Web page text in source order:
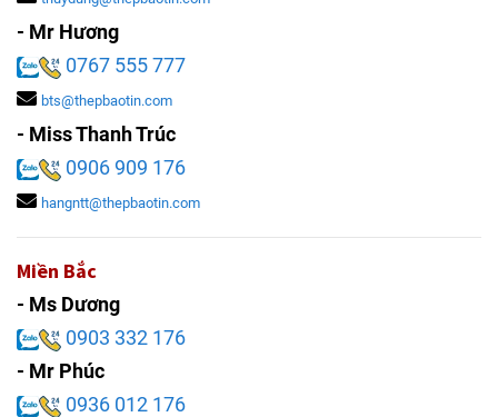
- Mr Hương
0767 555 777
bts@thepbaotin.com
- Miss Thanh Trúc
0906 909 176
hangntt@thepbaotin.com
Miền Bắc
- Ms Dương
0903 332 176
- Mr Phúc
0936 012 176